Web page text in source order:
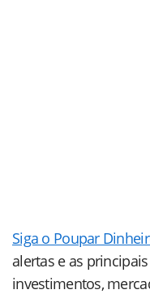
Siga o Poupar
alertas e as
investimentos,